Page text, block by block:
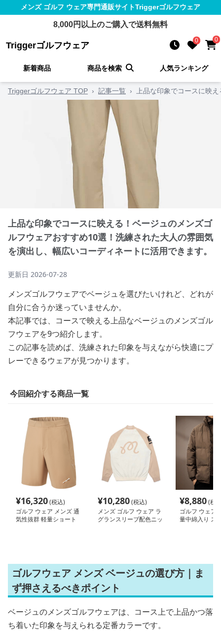
メンズ ゴルフ ウェア専門通販サイトTriggerゴルフウェア
8,000円以上のご購入で送料無料
Triggerゴルフウェア 0 0
新着商品 商品を検索 人気ランキング
Triggerゴルフウェア TOP › 記事一覧 › 上品な印象でコースに映
上品な印象でコースに映える！ベージュのメンズゴ
ルフウェアおすすめ10選！洗練された大人の雰囲気
を演出し、幅広いコーディネートに活用できます。
更新日 2026-07-28
メンズゴルフウェアでベージュを選びたいけれど、どれが
自分に合うか迷っていませんか。
本記事では、コースで映える上品なベージュのメンズゴル
フウェアを9つ紹介します。
この記事を読めば、洗練された印象を与えながら快適にプ
レーできるウェアが見つかります。
今回紹介する商品一覧
¥16,320(税込)
ゴルフ ウェア メンズ 通
気性抜群 軽量ショート
¥10,280(税込)
メンズ ゴルフ ウェア ラ
グランスリーブ配色ニッ
¥8,880(税
ゴルフ ウェア
量中綿入り ス
ゴルフウェア メンズ ベージュの選び方｜ま
ず押さえるべきポイント
ベージュのメンズゴルフウェアは、コース上で上品かつ落
ち着いた印象を与えられる定番カラーです。